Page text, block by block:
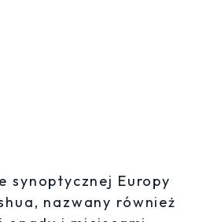
synoptycznej Europy
nazwany również